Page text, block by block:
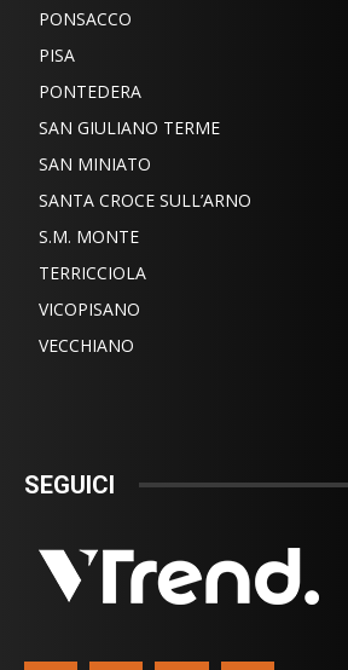
PONSACCO
PISA
PONTEDERA
SAN GIULIANO TERME
SAN MINIATO
SANTA CROCE SULL’ARNO
S.M. MONTE
TERRICCIOLA
VICOPISANO
VECCHIANO
SEGUICI